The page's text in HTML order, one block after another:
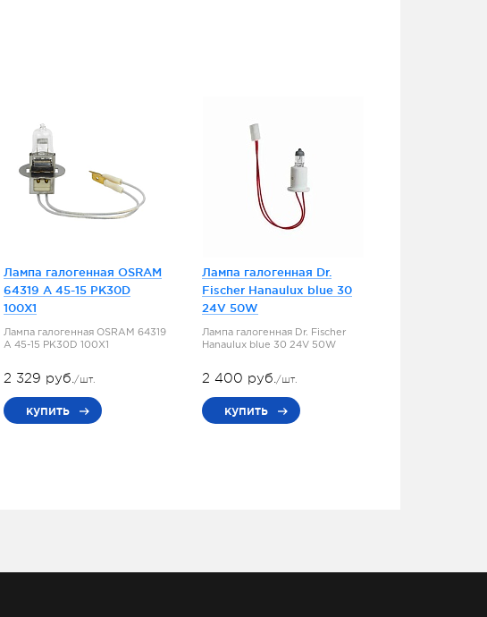
Лампа галогенная OSRAM
64319 A 45-15 PK30D
100X1
Лампа галогенная OSRAM 64319
A 45-15 PK30D 100X1
2 329 руб./шт.
купить
Лампа галогенная Dr.
Fischer Hanaulux blue 30
24V 50W
Лампа галогенная Dr. Fischer
Hanaulux blue 30 24V 50W
2 400 руб./шт.
купить